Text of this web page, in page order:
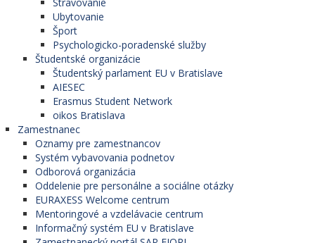
Ubytovanie
Šport
Psychologicko-poradenské služby
Študentské organizácie
Študentský parlament EU v Bratislave
AIESEC
Erasmus Student Network
oikos Bratislava
Zamestnanec
Oznamy pre zamestnancov
Systém vybavovania podnetov
Odborová organizácia
Oddelenie pre personálne a sociálne otázky
EURAXESS Welcome centrum
Mentoringové a vzdelávacie centrum
Informačný systém EU v Bratislave